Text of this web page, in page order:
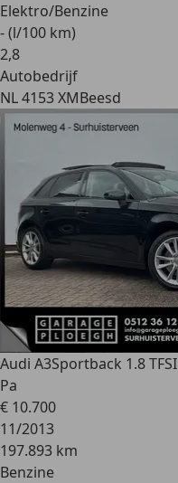
Elektro/Benzine
- (l/100 km)
2,8
Autobedrijf
NL 4153 XMBeesd
Audi A3Sportback 1.8
Pa
€ 10.700
11/2013
197.893 km
Benzine